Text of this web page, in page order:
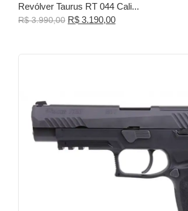
Revólver Taurus RT 044 Cali...
R$3.990,00 R$ 3.190,00